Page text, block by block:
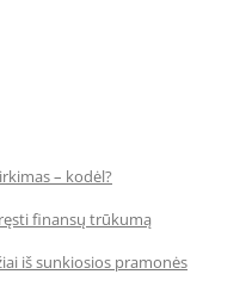
– kodėl?
finansų trūkumą
iš sunkiosios pramonės